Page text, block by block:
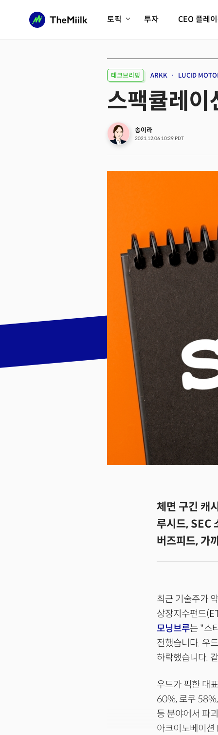
토픽
피지컬AI/로봇
AX비즈니스혁명 미래 교육/직업
전체 기사 보기
투자 CEO 플레
테크브리핑 ARKK LUCID
스팩큘레이
송이라
2021.12.06 10:29 PDT
체면 구긴 캐
루시드, SEC
버즈피드, 가
최근 기술주가
상장지수펀드
모닝브루는 "스
전했습니다. 우
하락했습니다.
우드가 픽한 대
60%, 로쿠
등 분야에서 파
아크이노베이